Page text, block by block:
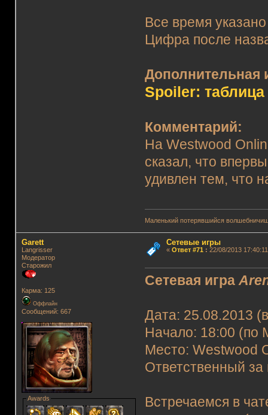
Все время
Цифра после
Spoiler: таблица
Комментарий:
На Westwood
сказал, что
удивлен тем, что
Маленький потерявшийся
Garett
Langrisser
Модератор
Старожил
Карма: 125
Оффлайн
Сообщений: 667
Awards
Сетевые игры
« Ответ #71 : 22/08/2013
Сетевая игра
Дата: 25.08.2013
Начало: 18:00 (по
Место: Westwood
Ответственный
Встречаемся в